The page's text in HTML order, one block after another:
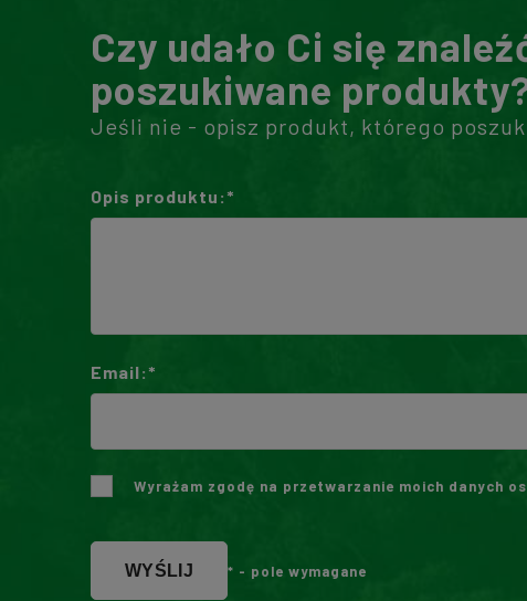
Czy udało Ci się
poszukiwane
Jeśli nie - opisz produkt, którego
Opis produktu:*
Email:*
Wyrażam zgodę na przetwarzanie moich danych
WYŚLIJ * - pole wymagane